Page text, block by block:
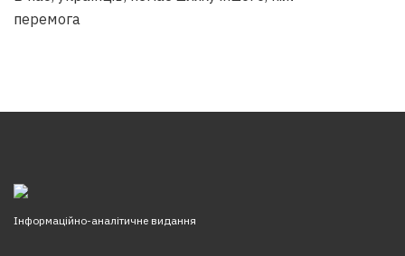
перемога
Інформаційно-аналітичне видання